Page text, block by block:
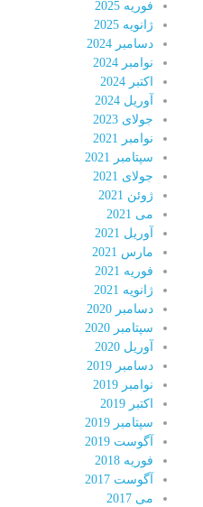
فوریه 2025
ژانویه 2025
دسامبر 2024
نوامبر 2024
اکتبر 2024
آوریل 2024
جولای 2023
نوامبر 2021
سپتامبر 2021
جولای 2021
ژوئن 2021
می 2021
آوریل 2021
مارس 2021
فوریه 2021
ژانویه 2021
دسامبر 2020
سپتامبر 2020
آوریل 2020
دسامبر 2019
نوامبر 2019
اکتبر 2019
سپتامبر 2019
آگوست 2019
فوریه 2018
آگوست 2017
می 2017